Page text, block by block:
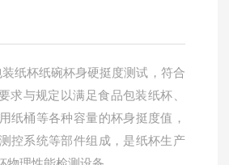
纸杯纸碗杯身硬挺度测试，符合
求与规定以满足食品包装纸杯、
纸桶等各种容量的杯身挺度值，
控系统等部件组成，是纸杯生产